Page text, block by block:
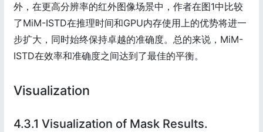
外，在更高分辨率的红外图像场景中，作者在图1中比较
了MiM-ISTD在推理时间和GPU内存使用上的优势将进一
步扩大，同时始终保持卓越的准确度。总的来说，MiM-
ISTD在效率和准确度之间达到了最佳的平衡。
Visualization
4.3.1 Visualization of Mask Results.